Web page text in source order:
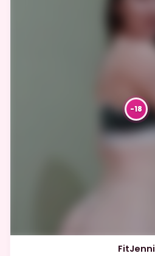
FitJenni